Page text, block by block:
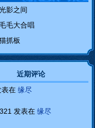
影之间
毛大合唱
抓板
近期评论
表在 缘尽
发表在 缘尽